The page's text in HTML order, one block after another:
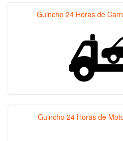
Guincho 24 Horas de
Guincho 24 Horas de